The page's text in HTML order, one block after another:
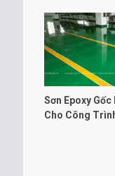
Sơn Epoxy Gốc
Cho Công